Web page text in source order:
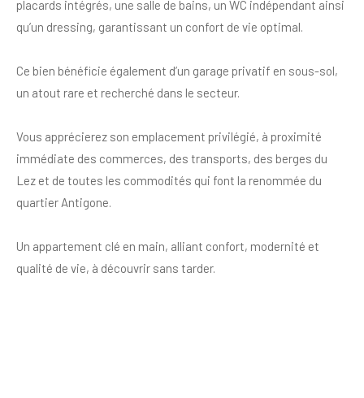
placards intégrés, une salle de bains, un WC indépendant ainsi
qu’un dressing, garantissant un confort de vie optimal.
Ce bien bénéficie également d’un garage privatif en sous-sol,
un atout rare et recherché dans le secteur.
Vous apprécierez son emplacement privilégié, à proximité
immédiate des commerces, des transports, des berges du
Lez et de toutes les commodités qui font la renommée du
quartier Antigone.
Un appartement clé en main, alliant confort, modernité et
qualité de vie, à découvrir sans tarder.